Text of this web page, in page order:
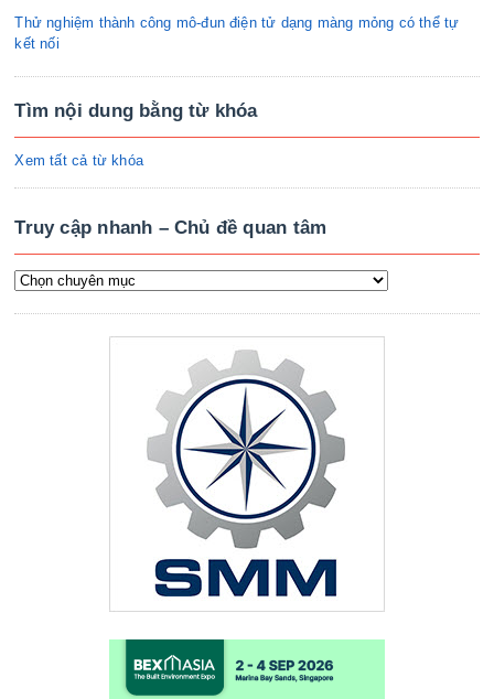
Thử nghiệm thành công mô-đun điện tử dạng màng mỏng có thể tự
kết nối
Tìm nội dung bằng từ khóa
Xem tất cả từ khóa
Truy cập nhanh – Chủ đề quan tâm